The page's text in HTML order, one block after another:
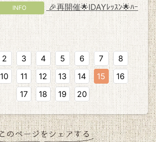
INFO
🎉再開催🌟IDAYﾚｯｽﾝ🌟ﾊｰ
2 3 4 5 6 7
8
10 11 12 13 14 15
16
17
18 19 20